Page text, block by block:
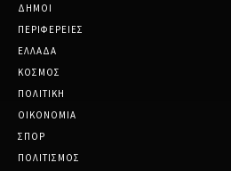
ΔΗΜΟΙ
ΠΕΡΙΦΕΡΕΙΕΣ
ΕΛΛΑΔΑ
ΚΟΣΜΟΣ
ΠΟΛΙΤΙΚΗ
ΟΙΚΟΝΟΜΙΑ
ΣΠΟΡ
ΠΟΛΙΤΙΣΜΟΣ